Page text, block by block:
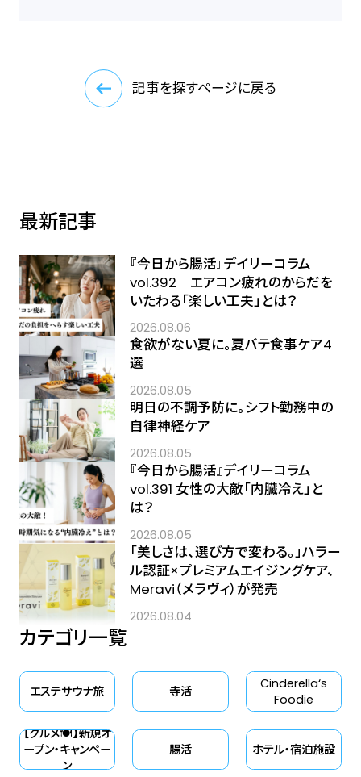
記事を探すページに戻る
最新記事
『今日から腸活』デイリーコラム
vol.392 エアコン疲れのからだを
いたわる「楽しい工夫」とは？
2026.08.06
食欲がない夏に。夏バテ食事ケア4
選
2026.08.05
明日の不調予防に。シフト勤務中の
自律神経ケア
2026.08.05
『今日から腸活』デイリーコラム
vol.391 女性の大敵「内臓冷え」と
は？
2026.08.05
「美しさは、選び方で変わる。」ハラー
ル認証×プレミアムエイジングケア、
Meravi（メラヴィ）が発売
2026.08.04
カテゴリ一覧
エステサウナ旅 寺活
Cinderella‘s
Foodie
【グルメ🍽】新規オ
ープン・キャンペー
ン
腸活 ホテル・宿泊施設